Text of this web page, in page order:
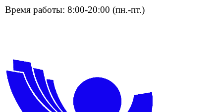
Время работы: 8:00-20:00 (пн.-пт.)